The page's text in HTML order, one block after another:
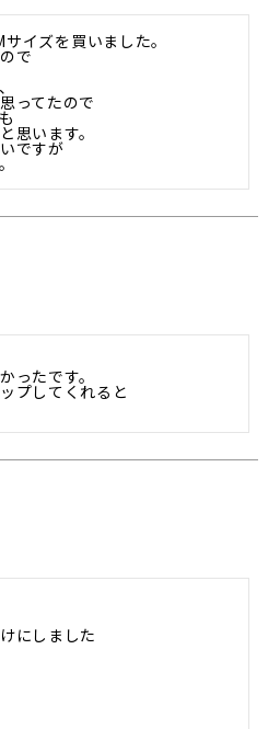
イズを買いました。
で
ってたので
思います。
ですが
ったです。
プしてくれると
にしました